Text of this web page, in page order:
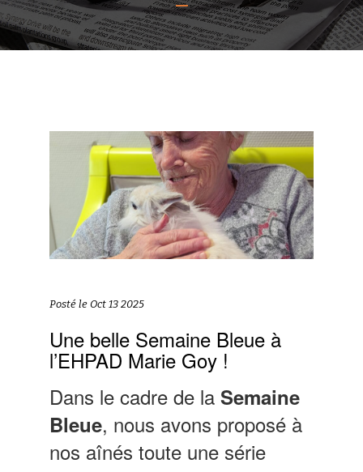
Posté le Oct 13 2025
Une belle Semaine Bleue à
l’EHPAD Marie Goy !
Dans le cadre de laSemaine
Bleue, nous avons proposé à
nos aînés toute une série